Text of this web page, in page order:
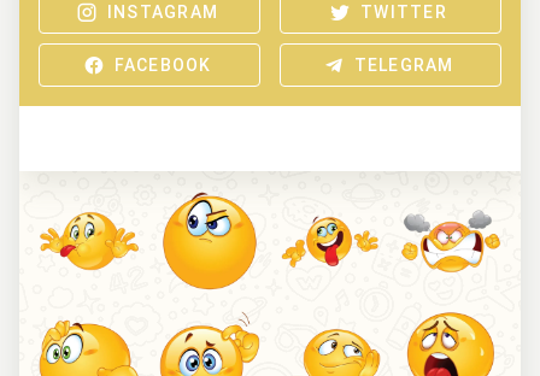
INSTAGRAM TWITTER
FACEBOOK TELEGRAM